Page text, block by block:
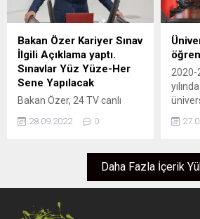
merkez teşkilatında görev
yapan personelin maaş,
ücret ve diğer ödemelerinin
yapıldığı Vakıflar Bankası ile
personel başına 3 bin lira
ödenmek üzere 1 Ocak
2021’den...
ilgili
Bakan Özer Kariyer Sınav
İlgili Açıklama yaptı.
Sınavlar Yüz Yüze-Her
Sene Yapılacak
Bakan Özer, 24 TV canlı
yayında yeni eğitim öğretim
yılı hazırlıkları, New York’ta
Dönüştürülmesi Zirvesi ve
eğitim gündemine ilişkin
değerlendirmelerde
Öğretmenlik Meslek Kanunu
28.09.2022 0
2020-
gören
Niğde
Daha Fazla İçerik